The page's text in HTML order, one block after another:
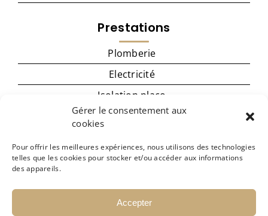
Gérer le consentement aux
cookies
Pour offrir les meilleures expériences, nous utilisons des technologies
telles que les cookies pour stocker et/ou accéder aux informations
des appareils.
Accepter
Prestations
Plomberie
Electricité
Isolation placo
Menuiserie
Carrelage – revêtement de sol